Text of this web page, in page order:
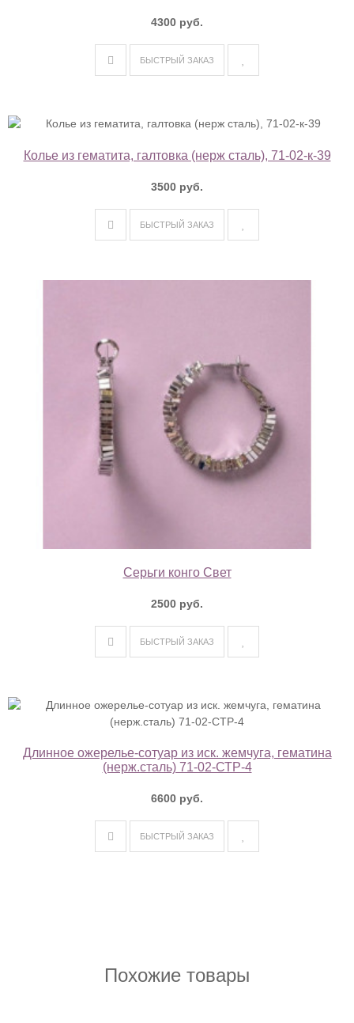
4300 руб.
БЫСТРЫЙ ЗАКАЗ
Колье из гематита, галтовка (нерж сталь), 71-02-к-39
3500 руб.
БЫСТРЫЙ ЗАКАЗ
Серьги конго Свет
2500 руб.
БЫСТРЫЙ ЗАКАЗ
Длинное ожерелье-сотуар из иск. жемчуга, гематина
(нерж.сталь) 71-02-СТР-4
6600 руб.
БЫСТРЫЙ ЗАКАЗ
Похожие товары